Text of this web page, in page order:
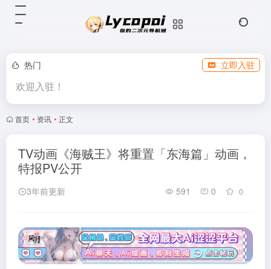
热门 立即入驻
欢迎入驻！
首页 • 资讯 • 正文
TV动画《海贼王》将重置「东海篇」动画，
特报PV公开
3年前更新 591 0 0